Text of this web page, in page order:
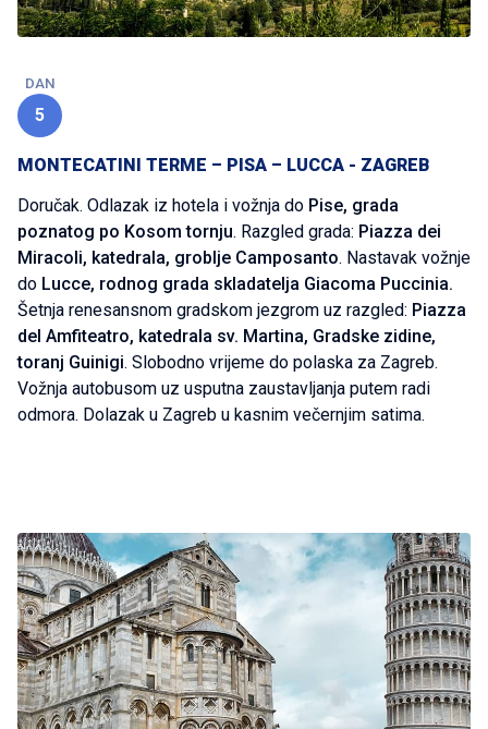
DAN
5
MONTECATINI TERME – PISA – LUCCA - ZAGREB
Doručak. Odlazak iz hotela i vožnja do Pise, grada
poznatog po Kosom tornju. Razgled grada: Piazza dei
Miracoli, katedrala, groblje Camposanto. Nastavak vožnje
do Lucce, rodnog grada skladatelja Giacoma Puccinia.
Šetnja renesansnom gradskom jezgrom uz razgled: Piazza
del Amfiteatro, katedrala sv. Martina, Gradske zidine,
toranj Guinigi. Slobodno vrijeme do polaska za Zagreb.
Vožnja autobusom uz usputna zaustavljanja putem radi
odmora. Dolazak u Zagreb u kasnim večernjim satima.